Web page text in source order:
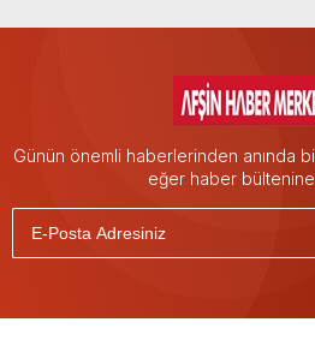
Günün önemli haberlerinden anında
eğer haber